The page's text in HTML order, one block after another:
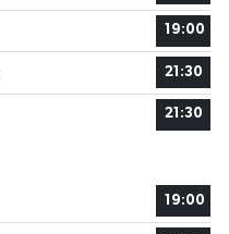
19:00
21:30
21:30
19:00